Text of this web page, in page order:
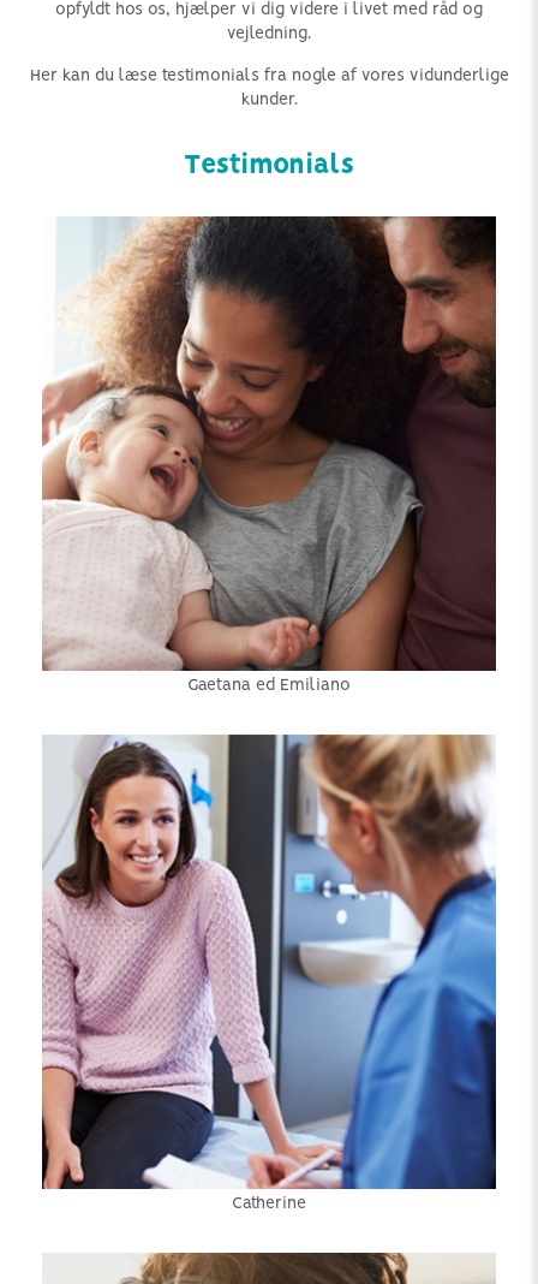
opfyldt hos os, hjælper vi dig videre i livet med råd og
vejledning.
Her kan du læse testimonials fra nogle af vores vidunderlige
kunder.
Testimonials
Gaetana ed Emiliano
Catherine